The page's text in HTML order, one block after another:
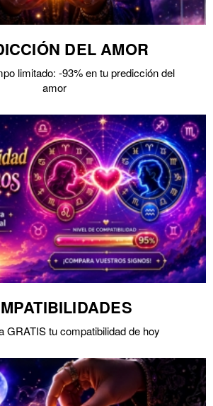
DEL AMOR
limitado: -93% en tu predicción del
amor
GRATIS tu compatibilidad de hoy